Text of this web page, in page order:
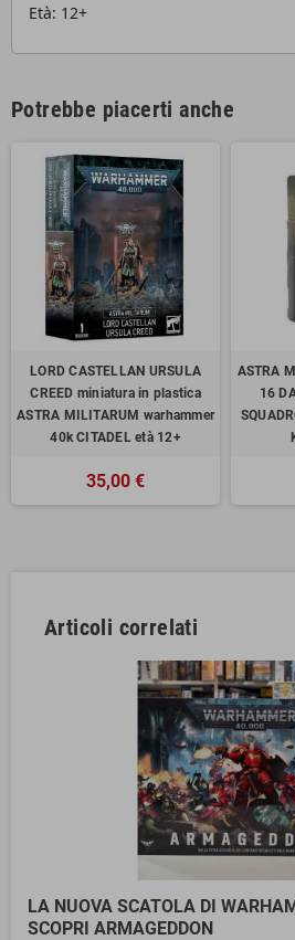
Età: 12+
Potrebbe piacerti anche
LORD CASTELLAN URSULA
CREED miniatura in plastica
ASTRA MILITARUM warhammer
40k CITADEL età 12+
35,00 €
ASTRA
16
Articoli correlati
LA NUOVA SCATOLA DI
SCOPRI ARMAGEDDON